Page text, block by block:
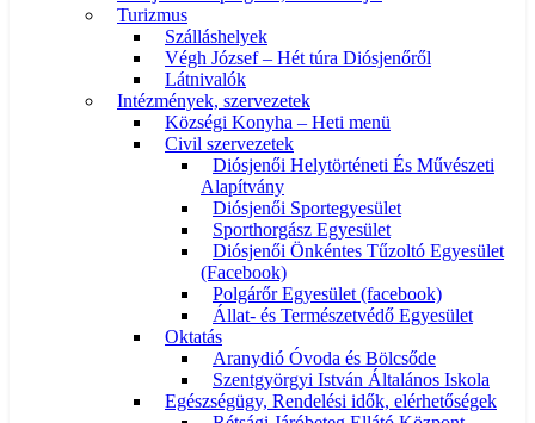
Turizmus
Szálláshelyek
Végh József – Hét túra Diósjenőről
Látnivalók
Intézmények, szervezetek
Községi Konyha – Heti menü
Civil szervezetek
Diósjenői Helytörténeti És Művészeti
Alapítvány
Diósjenői Sportegyesület
Sporthorgász Egyesület
Diósjenői Önkéntes Tűzoltó Egyesület
(Facebook)
Polgárőr Egyesület (facebook)
Állat- és Természetvédő Egyesület
Oktatás
Aranydió Óvoda és Bölcsőde
Szentgyörgyi István Általános Iskola
Egészségügy, Rendelési idők, elérhetőségek